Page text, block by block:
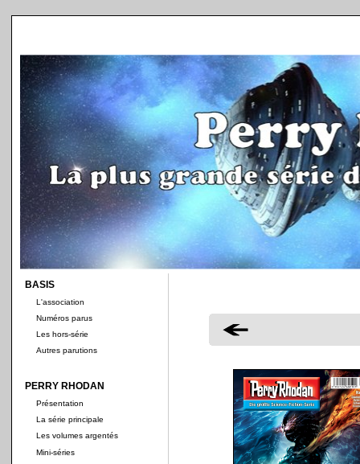
BASIS
L'association
Numéros parus
Les hors-série
Autres parutions
PERRY RHODAN
Présentation
La série principale
Les volumes argentés
Mini-séries